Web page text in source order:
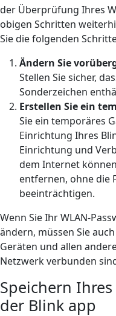
der Überprüfung Ihres
obigen Schritten
Sie die folgenden
Ändern Sie
Stellen Sie sicher,
Sonderzeichen
Erstellen Sie ein
Sie ein temporäres
Einrichtung Ihres
Einrichtung und
dem Internet
entfernen, ohne die
beeinträchtigen.
Wenn Sie Ihr WLAN-
ändern, müssen Sie
Geräten und allen
Netzwerk verbunden
Speichern
der Blink app